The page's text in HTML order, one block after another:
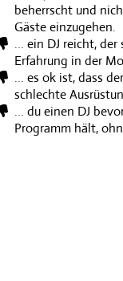
beherrscht und
Gäste einzugehen.
... ein DJ reicht,
Erfahrung in der
... es ok ist, dass
schlechte
... du einen DJ
Programm hält,